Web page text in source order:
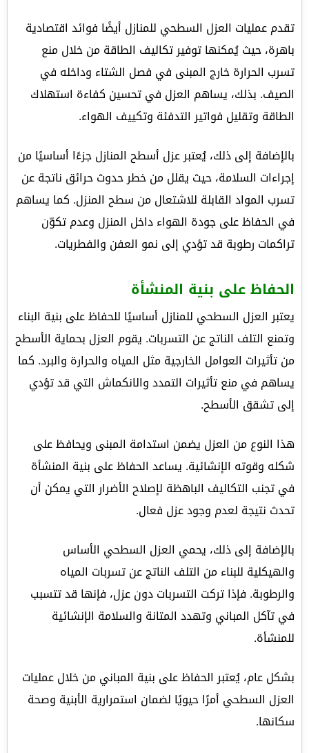
تقدم عمليات العزل السطحي للمنازل أيضًا فوائد اقتصادية
باهرة، حيث يُمكنها توفير تكاليف الطاقة من خلال منع
تسرب الحرارة خارج المبنى في فصل الشتاء وداخله في
الصيف. بذلك، يساهم العزل في تحسين كفاءة استهلاك
الطاقة وتقليل فواتير التدفئة وتكييف الهواء.
بالإضافة إلى ذلك، يُعتبر عزل أسطح المنازل جزءًا أساسيًا من
إجراءات السلامة، حيث يقلل من خطر حدوث حرائق ناتجة عن
تسرب المواد القابلة للاشتعال من سطح المنزل. كما يساهم
في الحفاظ على جودة الهواء داخل المنزل وعدم تكوّن
تراكمات رطوبة قد تؤدي إلى نمو العفن والفطريات.
الحفاظ على بنية المنشأة
يعتبر العزل السطحي للمنازل أساسيًا للحفاظ على بنية البناء
وتمنع التلف الناتج عن التسربات. يقوم العزل بحماية الأسطح
من تأثيرات العوامل الخارجية مثل المياه والحرارة والبرد. كما
يساهم في منع تأثيرات التمدد والانكماش التي قد تؤدي
إلى تشقق الأسطح.
هذا النوع من العزل يضمن استدامة المبنى ويحافظ على
شكله وقوته الإنشائية. يساعد الحفاظ على بنية المنشأة
في تجنب التكاليف الباهظة لإصلاح الأضرار التي يمكن أن
تحدث نتيجة لعدم وجود عزل فعال.
بالإضافة إلى ذلك، يحمي العزل السطحي الأساس
والهيكلية للبناء من التلف الناتج عن تسربات المياه
والرطوبة. فإذا تركت التسربات دون عزل، فإنها قد تتسبب
في تآكل المباني وتهدد المتانة والسلامة الإنشائية
للمنشأة.
بشكل عام، يُعتبر الحفاظ على بنية المباني من خلال عمليات
العزل السطحي أمرًا حيويًا لضمان استمرارية الأبنية وصحة
سكانها.